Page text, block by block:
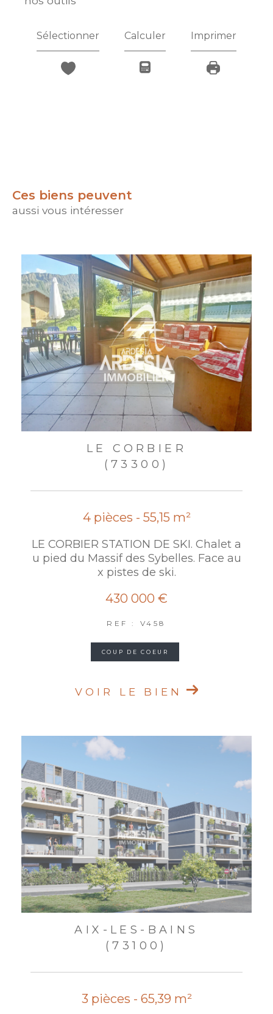
Sélectionner Calculer Imprimer
Ces biens peuvent
aussi vous intéresser
LE CORBIER
(73300)
4 pièces - 55,15 m²
LE CORBIER STATION DE SKI. Chalet a
u pied du Massif des Sybelles. Face au
x pistes de ski.
430 000 €
REF : V458
COUP DE COEUR
VOIR LE BIEN
AIX-LES-BAINS
(73100)
3 pièces - 65,39 m²